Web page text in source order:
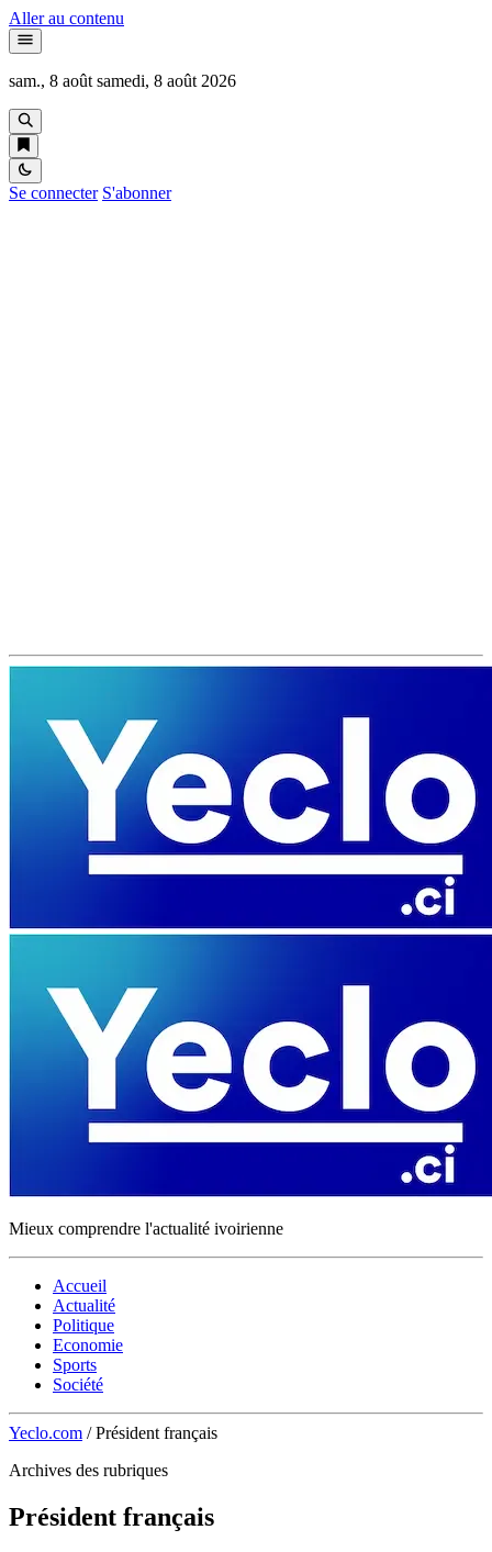
Aller au contenu
sam., 8 août samedi, 8 août 2026
Se connecter S'abonner
Mieux comprendre l'actualité ivoirienne
Accueil
Actualité
Politique
Economie
Sports
Société
Yeclo.com / Président français
Archives des rubriques
Président français